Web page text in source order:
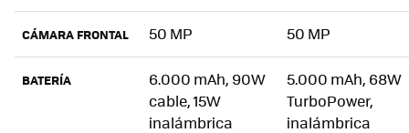
CÁMARA FRONTAL 50 MP 50 MP
BATERÍA
6.000 mAh, 90W
cable, 15W
inalámbrica
5.000 mAh, 68W
TurboPower,
inalámbrica